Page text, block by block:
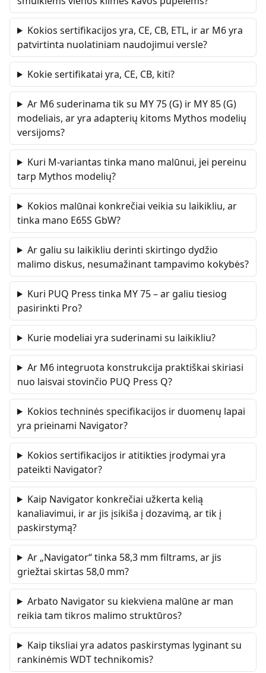
Kokios sertifikacijos yra, CE, CB, ETL, ir ar M6 yra
patvirtinta nuolatiniam naudojimui versle?
Kokie sertifikatai yra, CE, CB, kiti?
Ar M6 suderinama tik su MY 75 (G) ir MY 85 (G)
modeliais, ar yra adapterių kitoms Mythos modelių
versijoms?
Kuri M-variantas tinka mano malūnui, jei pereinu
tarp Mythos modelių?
Kokios malūnai konkrečiai veikia su laikikliu, ar
tinka mano E65S GbW?
Ar galiu su laikikliu derinti skirtingo dydžio
malimo diskus, nesumažinant tampavimo kokybės?
Kuri PUQ Press tinka MY 75 – ar galiu tiesiog
pasirinkti Pro?
Kurie modeliai yra suderinami su laikikliu?
Ar M6 integruota konstrukcija praktiškai skiriasi
nuo laisvai stovinčio PUQ Press Q?
Kokios techninės specifikacijos ir duomenų lapai
yra prieinami Navigator?
Kokios sertifikacijos ir atitikties įrodymai yra
pateikti Navigator?
Kaip Navigator konkrečiai užkerta kelią
kanaliavimui, ir ar jis įsikiša į dozavimą, ar tik į
paskirstymą?
Ar „Navigator“ tinka 58,3 mm filtrams, ar jis
griežtai skirtas 58,0 mm?
Arbato Navigator su kiekviena malūne ar man
reikia tam tikros malimo struktūros?
Kaip tiksliai yra adatos paskirstymas lyginant su
rankinėmis WDT technikomis?